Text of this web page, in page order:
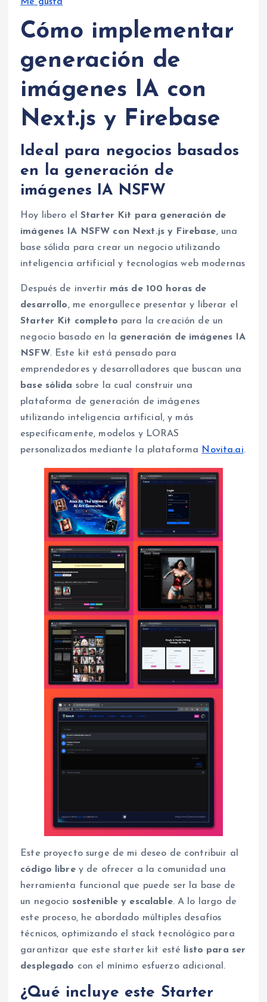
Cómo implementar
generación de
imágenes IA con
Next.js y Firebase
Ideal para negocios basados
en la generación de
imágenes IA NSFW
Hoy libero elStarter Kit para generación de
imágenes IA NSFW con Next.js y Firebase, una
base sólida para crear un negocio utilizando
inteligencia artificial y tecnologías web modernas
Después de invertir más de 100 horas de
desarrollo, me enorgullece presentar y liberar el
Starter Kit completo para la creación de un
negocio basado en la generación de imágenes IA
NSFW. Este kit está pensado para
emprendedores y desarrolladores que buscan una
base sólida sobre la cual construir una
plataforma de generación de imágenes
utilizando inteligencia artificial, y más
específicamente, modelos y LORAS
personalizados mediante la plataforma Novita.ai.
Este proyecto surge de mi deseo de contribuir al
código librey de ofrecer a la comunidad una
herramienta funcional que puede ser la base de
un negocio sostenible y escalable. A lo largo de
este proceso, he abordado múltiples desafíos
técnicos, optimizando el stack tecnológico para
garantizar que este starter kit esté
listo para ser
desplegado con el mínimo esfuerzo adicional.
¿Qué incluye este Starter